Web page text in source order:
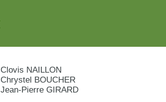
Clovis NAILLON
Chrystel BOUCHER
Jean-Pierre GIRARD